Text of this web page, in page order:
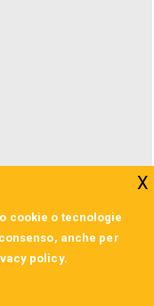
cookie o tecnologie
anche per
policy.